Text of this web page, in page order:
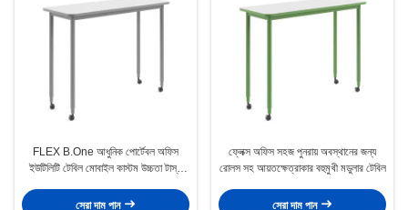
FLEX B.One আধুনিক পোর্টেবল অফিস
ইউটিলিটি টেবিল মোবাইল কাস্টম উচ্চতা টাস্ক
সেরা দাম পান
ফ্লেক্স অফিস সহজ পুনরায় অবস্থানের জন্য
রোলস সহ আয়তক্ষেত্রাকার বহুমুখী মডুলার টেবিল
সেরা দাম পান